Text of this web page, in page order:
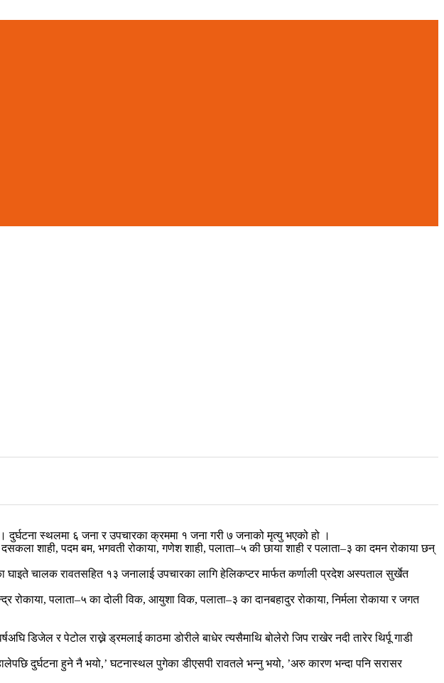
स्थलमा ६ जना र उपचारका क्रममा १ जना गरी ७ जनाको मृत्यु भएको हो ।
शाही, पदम बम, भगवती रोकाया, गणेश शाही, पलाता–५ की छाया शाही र पलाता–३ का दमन रोकाया छन्
चालक रावतसहित १३ जनालाई उपचारका लागि हेलिकप्टर मार्फत कर्णाली प्रदेश अस्पताल सुर्खेत
रोकाया, पलाता–५ का दोली विक, आयुशा विक, पलाता–३ का दानबहादुर रोकाया, निर्मला रोकाया र जगत
डिजेल र पेटोल राख्ने ड्रमलाई काठमा डोरीले बाधेर त्यसैमाथि बोलेरो जिप राखेर नदी तारेर थिर्पू गाडी
दुर्घटना हुने नै भयो,’ घटनास्थल पुगेका डीएसपी रावतले भन्नु भयो, ’अरु कारण भन्दा पनि सरासर